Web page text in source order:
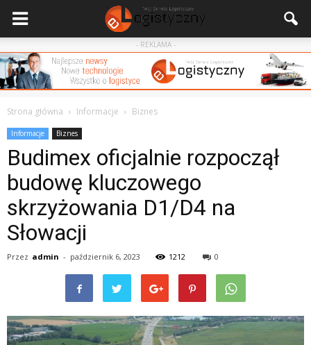
- REKLAMA -
Strona główna Informacje Biznes
Informacje Biznes
Budimex oficjalnie rozpoczął
budowę kluczowego
‎skrzyżowania ‎D1/D4 na
Słowacji
Przez admin - październik 6, 2023 1212 0